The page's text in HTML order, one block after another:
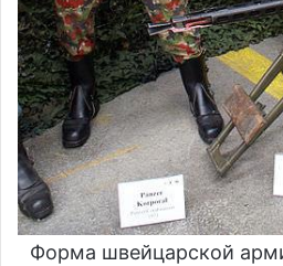
Форма швейцарской